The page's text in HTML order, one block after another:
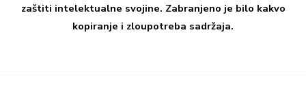
zaštiti intelektualne svojine. Zabranjeno je bilo kakvo
kopiranje i zloupotreba sadržaja.